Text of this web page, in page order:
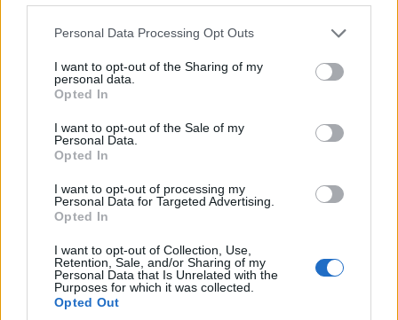
Personal Data Processing Opt Outs
I want to opt-out of the Sharing of my
personal data.
Opted In
I want to opt-out of the Sale of my
Personal Data.
Opted In
I want to opt-out of processing my
Personal Data for Targeted Advertising.
Opted In
I want to opt-out of Collection, Use,
Retention, Sale, and/or Sharing of my
Personal Data that Is Unrelated with the
Purposes for which it was collected.
Opted Out